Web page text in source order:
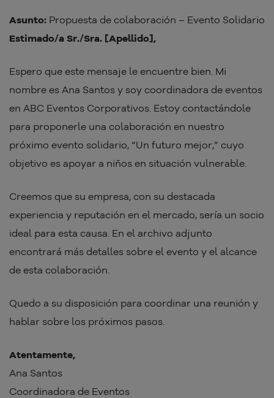
Asunto: Propuesta de colaboración – Evento Solidario
Estimado/a Sr./Sra. [Apellido],
Espero que este mensaje le encuentre bien. Mi
nombre es Ana Santos y soy coordinadora de eventos
en ABC Eventos Corporativos. Estoy contactándole
para proponerle una colaboración en nuestro
próximo evento solidario, “Un futuro mejor,” cuyo
objetivo es apoyar a niños en situación vulnerable.
Creemos que su empresa, con su destacada
experiencia y reputación en el mercado, sería un socio
ideal para esta causa. En el archivo adjunto
encontrará más detalles sobre el evento y el alcance
de esta colaboración.
Quedo a su disposición para coordinar una reunión y
hablar sobre los próximos pasos.
Atentamente,
Ana Santos
Coordinadora de Eventos